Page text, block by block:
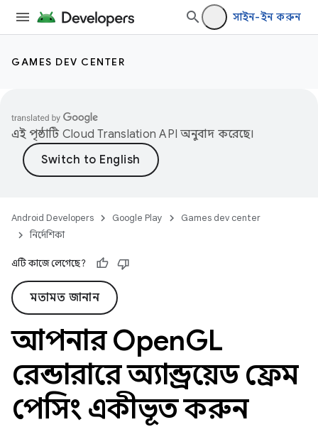
সাইন-ইন করুন
GAMES DEV CENTER
এই পৃষ্ঠাটি Cloud Translation API অনুবাদ করেছে।
Android Developers Google Play
Games dev center
নির্দেশিকা
এটি কাজে লেগেছে?
মতামত জানান
আপনার OpenGL
রেন্ডারারে অ্যান্ড্রয়েড ফ্রেম
পেসিং একীভূত করুন